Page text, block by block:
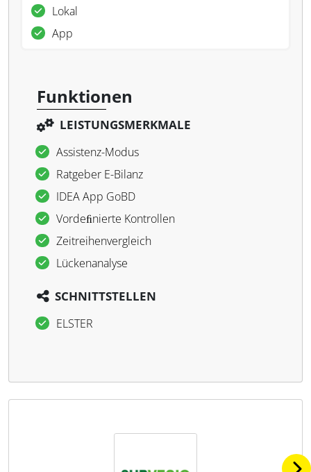
Lokal
App
Funktionen
LEISTUNGSMERKMALE
Assistenz-Modus
Ratgeber E-Bilanz
IDEA App GoBD
Vordeﬁnierte Kontrollen
Zeitreihenvergleich
Lückenanalyse
SCHNITTSTELLEN
ELSTER